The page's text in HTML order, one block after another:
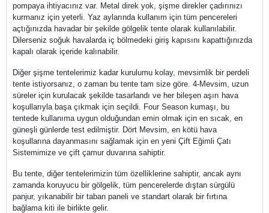
pompaya ihtiyacınız var. Metal direk yok, şişme direkler çadırınızı
kurmanız için yeterli. Yaz aylarında kullanım için tüm pencereleri
açtığınızda havadar bir şekilde gölgelik tente olarak kullanılabilir.
Dilerseniz soğuk havalarda iç bölmedeki giriş kapısını kapattığınızda
kapalı olarak içeride kalınabilir.
Diğer şişme tentelerimiz kadar kurulumu kolay, mevsimlik bir perdeli
tente istiyorsanız, o zaman bu tente tam size göre. 4-Mevsim, uzun
süreler için kurulacak şekilde tasarlandı ve her bileşen aşırı hava
koşullarıyla başa çıkmak için seçildi. Four Season kumaşı, bu
tentede kullanıma uygun olduğundan emin olmak için en sıcak, en
güneşli günlerde test edilmiştir. Dört Mevsim, en kötü hava
koşullarına dayanmasını sağlamak için en yeni Çift Eğimli Çatı
Sistemimize ve çift çamur duvarına sahiptir.
Bu tente, diğer tentelerimizin tüm özelliklerine sahiptir, ancak aynı
zamanda koruyucu bir gölgelik, tüm pencerelerde dıştan sürgülü
panjur, yıkanabilir bir taban paneli ve standart olarak bir fırtına
bağlama kiti ile birlikte gelir.